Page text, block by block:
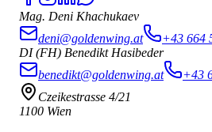
Mag. Deni Khachukaev
deni@goldenwing.at
+43 664
DI (FH) Benedikt Hasibeder
benedikt@goldenwing.at
+43
Czeikestrasse 4/21
1100 Wien